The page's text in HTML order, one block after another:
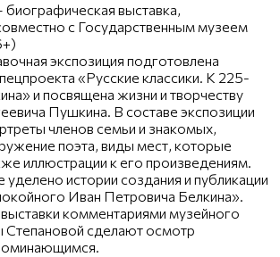
выставка,
с Государственным музеем
экспозиция подготовлена
«Русские классики. К 225-
и посвящена жизни и творчеству
Пушкина. В составе экспозиции
членов семьи и знакомых,
поэта, виды мест, которые
иллюстрации к его произведениям.
истории создания и публикации
Иван Петровича Белкина».
комментариями музейного
Степановой сделают осмотр